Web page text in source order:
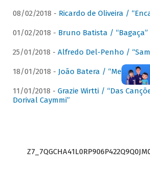
08/02/2018 - Ricardo de Oliveira /
01/02/2018 - Bruno Batista / “Bagaça”
25/01/2018 - Alfredo Del-Penho /
18/01/2018 - João Batera / “Meu
11/01/2018 - Grazie Wirtti / “Das
Dorival Caymmi”